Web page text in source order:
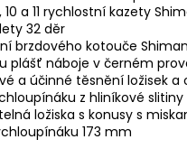
10 a 11 rychlostní kazety
32 děr
brzdového kotouče
plášť náboje v černém
a účinné těsnění ložisek
z hliníkové
ložiska s konusy s
173 mm